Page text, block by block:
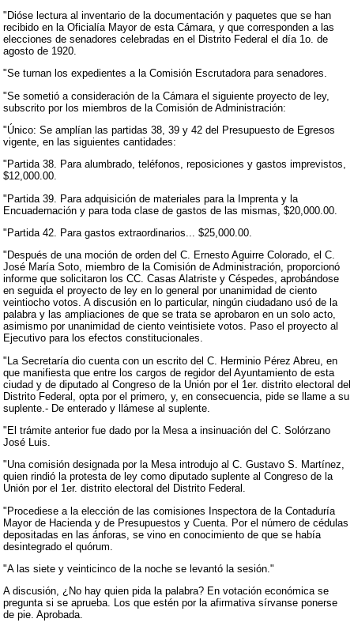
"Dióse lectura al inventario de la documentación y paquetes que se han
recibido en la Oficialía Mayor de esta Cámara, y que corresponden a las
elecciones de senadores celebradas en el Distrito Federal el día 1o. de
agosto de 1920.
"Se turnan los expedientes a la Comisión Escrutadora para senadores.
"Se sometió a consideración de la Cámara el siguiente proyecto de ley,
subscrito por los miembros de la Comisión de Administración:
"Único: Se amplían las partidas 38, 39 y 42 del Presupuesto de Egresos
vigente, en las siguientes cantidades:
"Partida 38. Para alumbrado, teléfonos, reposiciones y gastos imprevistos,
$12,000.00.
"Partida 39. Para adquisición de materiales para la Imprenta y la
Encuadernación y para toda clase de gastos de las mismas, $20,000.00.
"Partida 42. Para gastos extraordinarios... $25,000.00.
"Después de una moción de orden del C. Ernesto Aguirre Colorado, el C.
José María Soto, miembro de la Comisión de Administración, proporcionó
informe que solicitaron los CC. Casas Alatriste y Céspedes, aprobándose
en seguida el proyecto de ley en lo general por unanimidad de ciento
veintiocho votos. A discusión en lo particular, ningún ciudadano usó de la
palabra y las ampliaciones de que se trata se aprobaron en un solo acto,
asimismo por unanimidad de ciento veintisiete votos. Paso el proyecto al
Ejecutivo para los efectos constitucionales.
"La Secretaría dio cuenta con un escrito del C. Herminio Pérez Abreu, en
que manifiesta que entre los cargos de regidor del Ayuntamiento de esta
ciudad y de diputado al Congreso de la Unión por el 1er. distrito electoral del
Distrito Federal, opta por el primero, y, en consecuencia, pide se llame a su
suplente.- De enterado y llámese al suplente.
"El trámite anterior fue dado por la Mesa a insinuación del C. Solórzano
José Luis.
"Una comisión designada por la Mesa introdujo al C. Gustavo S. Martínez,
quien rindió la protesta de ley como diputado suplente al Congreso de la
Unión por el 1er. distrito electoral del Distrito Federal.
"Procediese a la elección de las comisiones Inspectora de la Contaduría
Mayor de Hacienda y de Presupuestos y Cuenta. Por el número de cédulas
depositadas en las ánforas, se vino en conocimiento de que se había
desintegrado el quórum.
"A las siete y veinticinco de la noche se levantó la sesión."
A discusión, ¿No hay quien pida la palabra? En votación económica se
pregunta si se aprueba. Los que estén por la afirmativa sírvanse ponerse
de pie. Aprobada.